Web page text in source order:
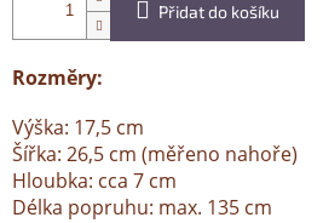
Přidat do košíku
Rozměry:
Výška: 17,5 cm
Šířka: 26,5 cm (měřeno nahoře)
Hloubka: cca 7 cm
Délka popruhu: max. 135 cm